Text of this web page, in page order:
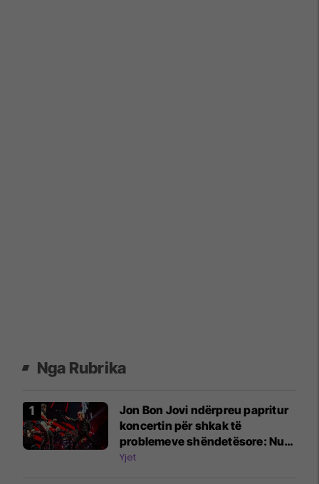
Nga Rubrika
Jon Bon Jovi ndërpreu papritur
koncertin për shkak të
problemeve shëndetësore: Nuk
po e merrni edicionin tim më të
Yjet